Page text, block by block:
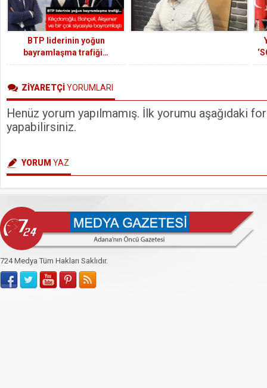
BTP liderinin yoğun
bayramlaşma trafiği…
ZİYARETÇİYORUMLARI
Henüz yorum yapılmamış. İlk yorumu aşağıdaki
yapabilirsiniz.
YORUM YAZ
724 Medya Tüm Hakları Saklıdır.